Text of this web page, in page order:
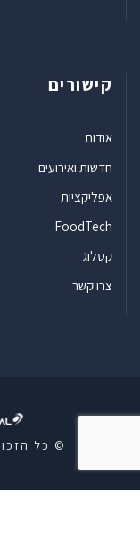
קישורים
אודות
חדשות ואירועים
אפליקציות
FoodTech
קטלוג
צרו קשר
© כל